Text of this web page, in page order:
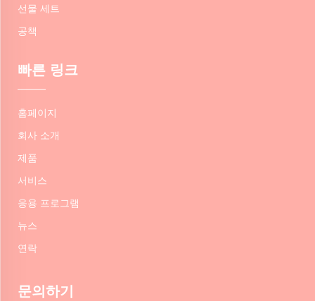
선물 세트
공책
빠른 링크
홈페이지
회사 소개
제품
서비스
응용 프로그램
뉴스
연락
문의하기